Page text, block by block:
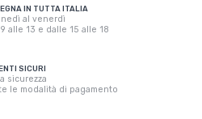
IN TUTTA ITALIA
al venerdì
alle 13 e dalle 15 alle 18
SICURI
sicurezza
le modalità di pagamento